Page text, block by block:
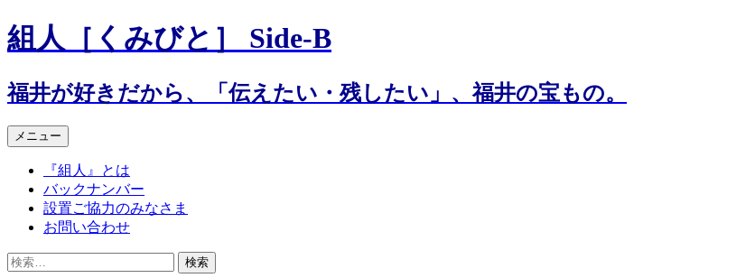
組人［くみびと］ Side-B
福井が好きだから、「伝えたい・残したい」、福井の宝もの。
メニュー コ
テ
ン
ツ
へ
『組人』とは
バックナンバー
設置ご協力のみなさま
お問い合わせ
検